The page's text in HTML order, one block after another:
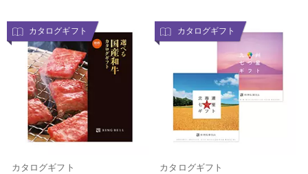
カタログギフト
カタログギフト
カタログギフト
カタログギフト